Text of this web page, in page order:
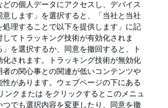
どの個人データにアクセスし、デバイス
意します」を選択すると、「当社と当社
処理することで以下を提供します」に記
てトラッキング技術が有効化されま
を選択するか、同意を撤回すると、ト
化されます。トラッキング技術が無効化
者の関心事との関連が低いコンテンツや
性があります。ウェブページの下にある
ンクまたは をクリックするとこのメニュ
つでも選択内容を変更したり、同意を撤